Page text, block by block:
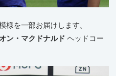
様を一部お届けします。
ン・マクドナルド ヘッドコー